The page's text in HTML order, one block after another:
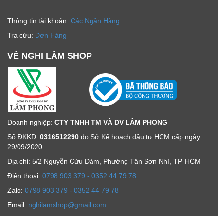
Thông tin tài khoản: Các Ngân Hàng
Tra cứu: Đơn Hàng
VỀ NGHI LÂM SHOP
Doanh nghiệp: CTY TNHH TM VÀ DV LÂM PHONG
Số ĐKKD: 0316512290 do Sở Kế hoạch đầu tư HCM cấp ngày
29/09/2020
Địa chỉ: 5/2 Nguyễn Cửu Đàm, Phường Tân Sơn Nhì, TP. HCM
Ðiện thoại: 0798 903 379 - 0352 44 79 78
Zalo: 0798 903 379 - 0352 44 79 78
Email: nghilamshop@gmail.com